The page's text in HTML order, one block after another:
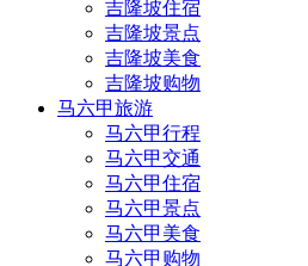
吉隆坡住宿
吉隆坡景点
吉隆坡美食
吉隆坡购物
马六甲旅游
马六甲行程
马六甲交通
马六甲住宿
马六甲景点
马六甲美食
马六甲购物